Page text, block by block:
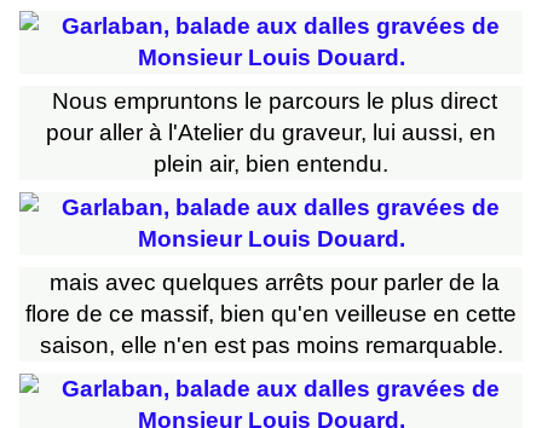
Nous empruntons le parcours le plus direct
pour aller à l'Atelier du graveur, lui aussi, en
plein air, bien entendu.
mais avec quelques arrêts pour parler de la
flore de ce massif, bien qu'en veilleuse en cette
saison, elle n'en est pas moins remarquable.